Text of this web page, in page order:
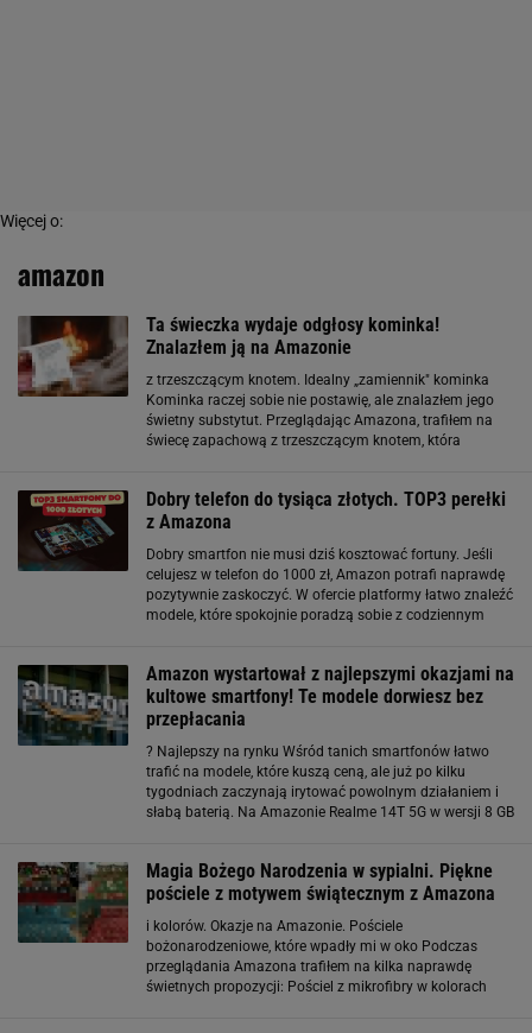
Więcej o:
amazon
Ta świeczka wydaje odgłosy kominka!
Znalazłem ją na Amazonie
z trzeszczącym knotem. Idealny „zamiennik" kominka
Kominka raczej sobie nie postawię, ale znalazłem jego
świetny substytut. Przeglądając Amazona, trafiłem na
świecę zapachową z trzeszczącym knotem, która
Dobry telefon do tysiąca złotych. TOP3 perełki
z Amazona
Dobry smartfon nie musi dziś kosztować fortuny. Jeśli
celujesz w telefon do 1000 zł, Amazon potrafi naprawdę
pozytywnie zaskoczyć. W ofercie platformy łatwo znaleźć
modele, które spokojnie poradzą sobie z codziennym
Amazon wystartował z najlepszymi okazjami na
kultowe smartfony! Te modele dorwiesz bez
przepłacania
? Najlepszy na rynku Wśród tanich smartfonów łatwo
trafić na modele, które kuszą ceną, ale już po kilku
tygodniach zaczynają irytować powolnym działaniem i
słabą baterią. Na Amazonie Realme 14T 5G w wersji 8 GB
Magia Bożego Narodzenia w sypialni. Piękne
pościele z motywem świątecznym z Amazona
i kolorów. Okazje na Amazonie. Pościele
bożonarodzeniowe, które wpadły mi w oko Podczas
przeglądania Amazona trafiłem na kilka naprawdę
świetnych propozycji: Pościel z mikrofibry w kolorach